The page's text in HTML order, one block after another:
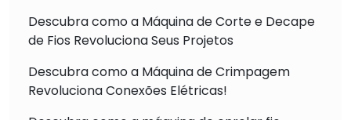
Descubra como a Máquina de Corte e Decape
de Fios Revoluciona Seus Projetos
Descubra como a Máquina de Crimpagem
Revoluciona Conexões Elétricas!